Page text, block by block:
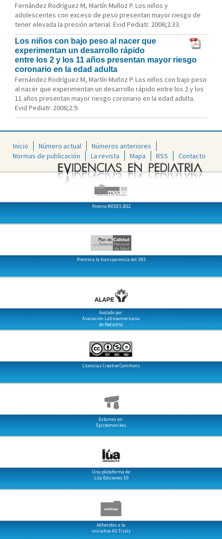
Fernández Rodríguez M, Martín Muñoz P. Los niños y
adolescentes con exceso de peso presentan mayor riesgo de
tener elevada la presión arterial. Evid Pediatr. 2006;2:33.
Los niños con bajo peso al nacer que
experimentan un desarrollo rápido
entre los 2 y los 11 años presentan mayor riesgo
coronario en la edad adulta
Fernández Rodríguez M, Martín Muñoz P. Los niños con bajo peso
al nacer que experimentan un desarrollo rápido entre los 2 y los
11 años presentan mayor riesgo coronario en la edad adulta.
Evid Pediatr. 2006;2:9.
Inicio Número actual
Números anteriores
Normas de publicación
La revista Mapa RSS Contacto
Premio MEDES 2012
Premio a la transparencia del SNS
Avalado por:
Asociación Latinoamericana
de Pediatría
Licencias Creative Commons
Estamos en:
Epistemonikos
Una plataforma de:
Lúa Ediciones 3.0
Adheridos a la
iniciativa All Trials